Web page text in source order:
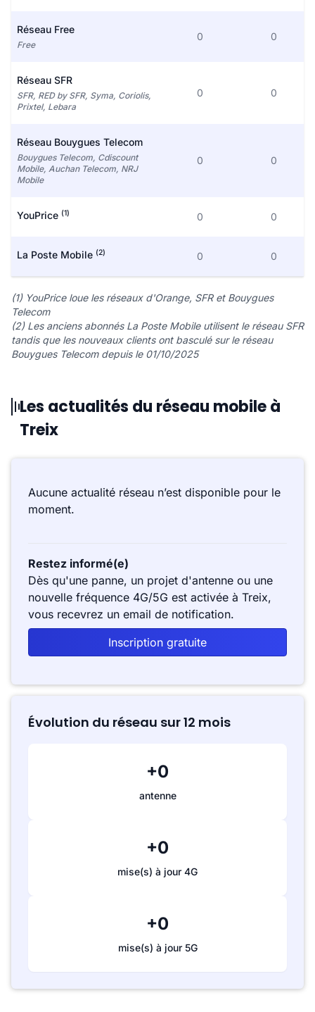
Réseau Free
Free
0 0
Réseau SFR
SFR, RED by SFR, Syma, Coriolis,
Prixtel, Lebara
0 0
Réseau Bouygues Telecom
Bouygues Telecom, Cdiscount
Mobile, Auchan Telecom, NRJ
Mobile
0 0
YouPrice (1) 0 0
La Poste Mobile (2) 0 0
(1) YouPrice loue les réseaux d'Orange, SFR et Bouygues
Telecom
(2) Les anciens abonnés La Poste Mobile utilisent le réseau SFR
tandis que les nouveaux clients ont basculé sur le réseau
Bouygues Telecom depuis le 01/10/2025
Les actualités du réseau mobile à
Treix
Aucune actualité réseau n’est disponible pour le
moment.
Restez informé(e)
Dès qu'une panne, un projet d'antenne ou une
nouvelle fréquence 4G/5G est activée à Treix,
vous recevrez un email de notification.
Inscription gratuite
Évolution du réseau sur 12 mois
+0
antenne
+0
mise(s) à jour 4G
+0
mise(s) à jour 5G